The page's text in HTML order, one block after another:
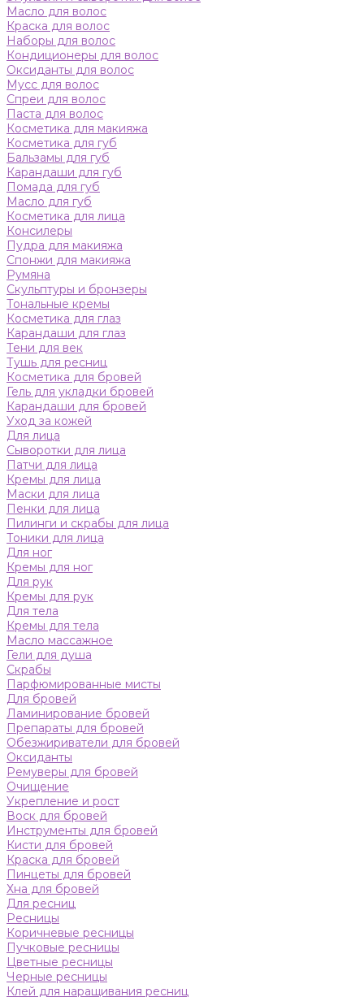
Масло для волос
Краска для волос
Наборы для волос
Кондиционеры для волос
Оксиданты для волос
Мусс для волос
Спреи для волос
Паста для волос
Косметика для макияжа
Косметика для губ
Бальзамы для губ
Карандаши для губ
Помада для губ
Масло для губ
Косметика для лица
Консилеры
Пудра для макияжа
Спонжи для макияжа
Румяна
Скульптуры и бронзеры
Тональные кремы
Косметика для глаз
Карандаши для глаз
Тени для век
Тушь для ресниц
Косметика для бровей
Гель для укладки бровей
Карандаши для бровей
Уход за кожей
Для лица
Сыворотки для лица
Патчи для лица
Кремы для лица
Маски для лица
Пенки для лица
Пилинги и скрабы для лица
Тоники для лица
Для ног
Кремы для ног
Для рук
Кремы для рук
Для тела
Кремы для тела
Масло массажное
Гели для душа
Скрабы
Парфюмированные мисты
Для бровей
Ламинирование бровей
Препараты для бровей
Обезжириватели для бровей
Оксиданты
Ремуверы для бровей
Очищение
Укрепление и рост
Воск для бровей
Инструменты для бровей
Кисти для бровей
Краска для бровей
Пинцеты для бровей
Хна для бровей
Для ресниц
Ресницы
Коричневые ресницы
Пучковые ресницы
Цветные ресницы
Черные ресницы
Клей для наращивания ресниц